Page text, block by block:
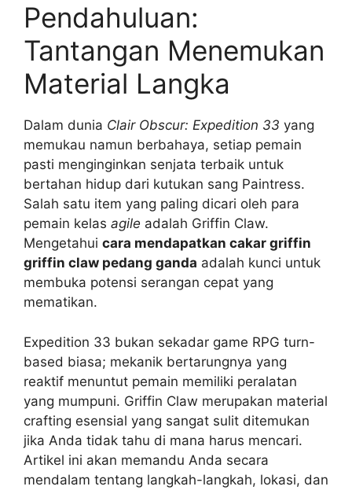
Pendahuluan:
Tantangan Menemukan
Material Langka
Dalam dunia Clair Obscur: Expedition 33 yang
memukau namun berbahaya, setiap pemain
pasti menginginkan senjata terbaik untuk
bertahan hidup dari kutukan sang Paintress.
Salah satu item yang paling dicari oleh para
pemain kelas agile adalah Griffin Claw.
Mengetahui cara mendapatkan cakar griffin
griffin claw pedang ganda adalah kunci untuk
membuka potensi serangan cepat yang
mematikan.
Expedition 33 bukan sekadar game RPG turn-
based biasa; mekanik bertarungnya yang
reaktif menuntut pemain memiliki peralatan
yang mumpuni. Griffin Claw merupakan material
crafting esensial yang sangat sulit ditemukan
jika Anda tidak tahu di mana harus mencari.
Artikel ini akan memandu Anda secara
mendalam tentang langkah-langkah, lokasi, dan